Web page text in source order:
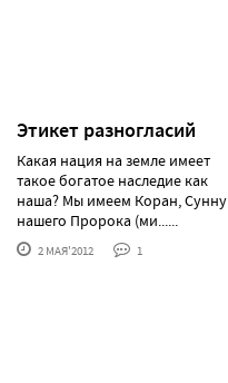
Этикет разногласий
Какая нация на земле имеет
такое богатое наследие как
наша? Мы имеем Коран, Сунну
нашего Пророка (ми......
2 МАЯ'2012 1